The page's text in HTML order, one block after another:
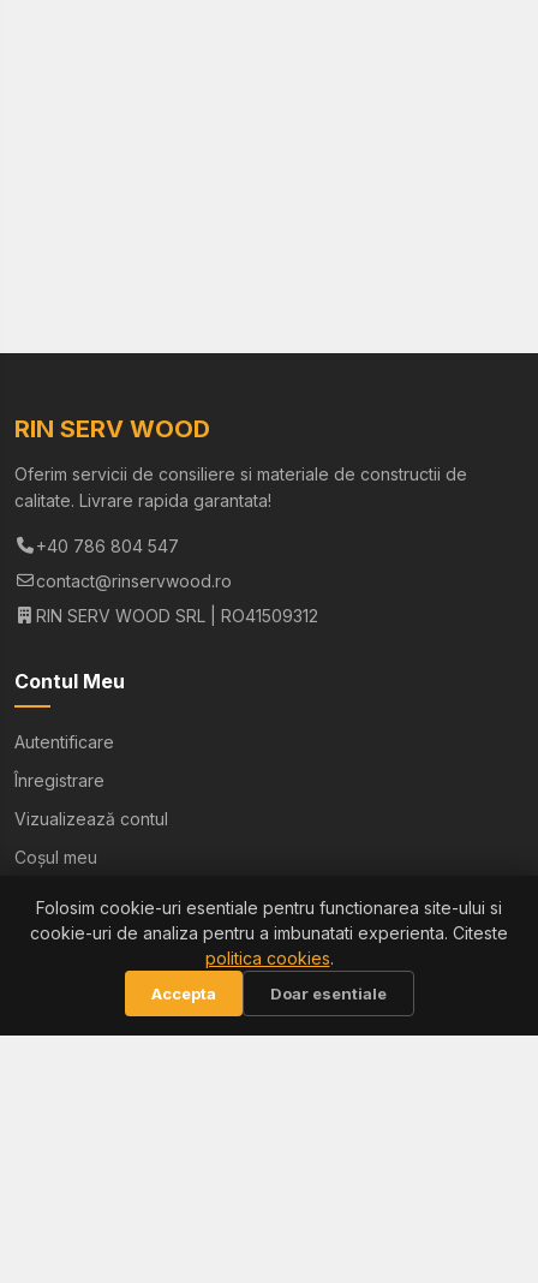
RIN SERV WOOD
Oferim servicii de consiliere si materiale de constructii de
calitate. Livrare rapida garantata!
+40 786 804 547
contact@rinservwood.ro
RIN SERV WOOD SRL | RO41509312
Contul Meu
Autentificare
Înregistrare
Vizualizează contul
Coșul meu
Ajutor
Termeni și condiții
Politica de confidențialitate
Folosim cookie-uri esentiale pentru functionarea site-ului si
cookie-uri de analiza pentru a imbunatati experienta. Citeste
politica cookies.
Accepta Doar esentiale